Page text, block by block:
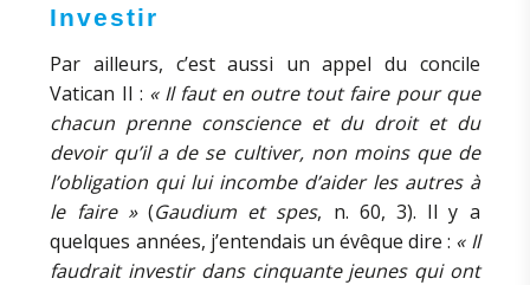
Investir
Par ailleurs, c’est aussi un appel du concile
Vatican II : « Il faut en outre tout faire pour que
chacun prenne conscience et du droit et du
devoir qu’il a de se cultiver, non moins que de
l’obligation qui lui incombe d’aider les autres à
le faire »(Gaudium et spes, n. 60, 3). Il y a
quelques années, j’entendais un évêque dire : « Il
faudrait investir dans cinquante jeunes qui ont